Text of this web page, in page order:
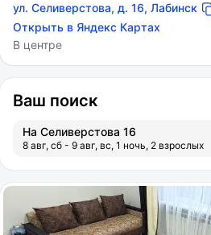
ул. Селиверстова, д. 16, Лабинск
Открыть в Яндекс Картах
В центре
Ваш поиск
На Селиверстова 16
8 авг, сб - 9 авг, вс, 1 ночь, 2 взрослых